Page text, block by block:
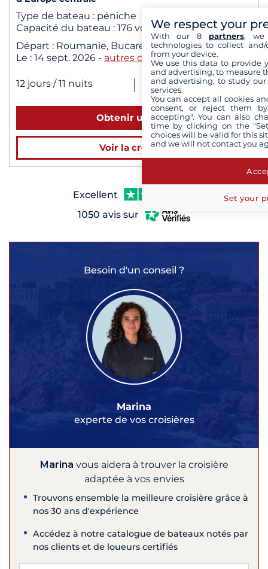
Type de bateau : péniche
Capacité du bateau : 176 voyageurs
Départ : Roumanie, Bucarest
Le : 14 sept. 2026 - autres dates
12 jours / 11 nuits | dès 6 746 €
pour 2 personnes
Obtenir un devis
Voir la croisière
Excellent
1050 avis sur
Besoin d'un conseil ?
Marina
experte de vos croisières
Marina vous aidera à trouver la croisière
adaptée à vos envies
Trouvons ensemble la meilleure croisière grâce à
nos 30 ans d'expérience
Accédez à notre catalogue de bateaux notés par
nos clients et de loueurs certifiés
We respect your
With our 8 partners, we
technologies to collect
from your device.
We use this data to provide
and advertising, to measure
and advertising, to study
services.
You can accept all cookies
consent, or reject them
accepting". You can also
time by clicking on the
choices will be valid for this
and we will not contact you
Set your